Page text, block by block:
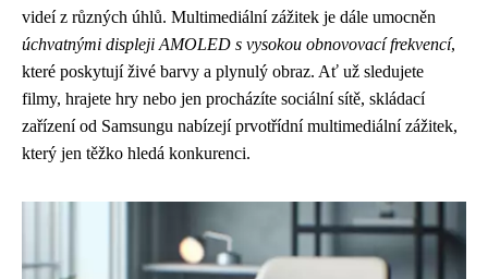
videí z různých úhlů. Multimediální zážitek je dále umocněn
úchvatnými displeji AMOLED s vysokou obnovovací frekvencí,
které poskytují živé barvy a plynulý obraz. Ať už sledujete
filmy, hrajete hry nebo jen procházíte sociální sítě, skládací
zařízení od Samsungu nabízejí prvotřídní multimediální zážitek,
který jen těžko hledá konkurenci.